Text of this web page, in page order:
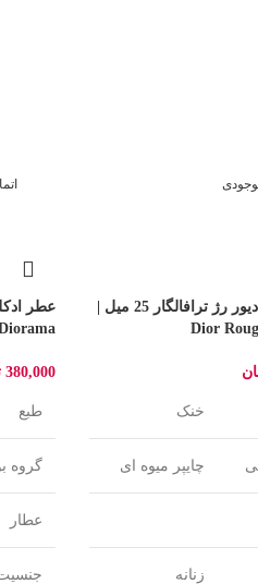
عطر ادکلن دیور رژ ترافالگار 25 میل |
Dior
خنک
چایپر میوه ای
زنانه
380,000
طبع
گروه
عطار